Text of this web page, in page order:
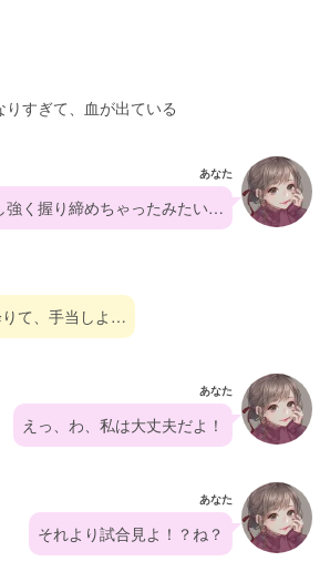
すぎて、血が出ている
あなた
強く握り締めちゃったみたい…
て、手当しよ…
あなた
えっ、わ、私は大丈夫だよ！
あなた
それより試合見よ！？ね？